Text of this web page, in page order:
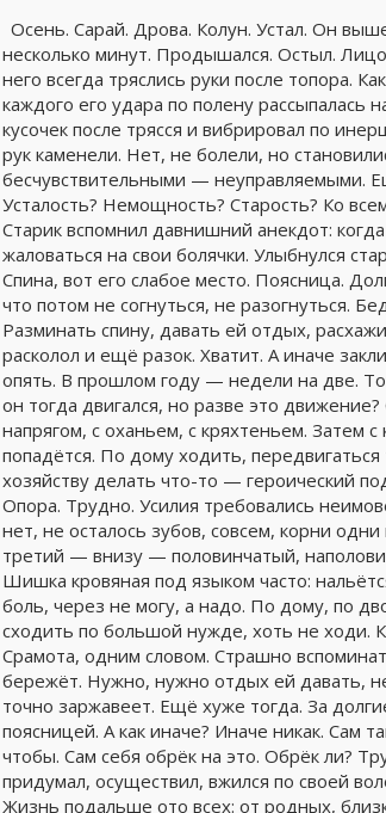
Осень. Сарай. Дрова. Колун. Устал. Он
несколько минут. Продышался. Остыл.
него всегда тряслись руки после топора.
каждого его удара по полену рассыпалась
кусочек после трясся и вибрировал по
рук каменели. Нет, не болели, но
бесчувствительными — неуправляемыми.
Усталость? Немощность? Старость? Ко
Старик вспомнил давнишний анекдот:
жаловаться на свои болячки. Улыбнулся
Спина, вот его слабое место. Поясница.
что потом не согнуться, не разогнуться.
Разминать спину, давать ей отдых,
расколол и ещё разок. Хватит. А иначе
опять. В прошлом году — недели на две.
он тогда двигался, но разве это
напрягом, с оханьем, с кряхтеньем. Затем
попадётся. По дому ходить,
хозяйству делать что-то — героический
Опора. Трудно. Усилия требовались
нет, не осталось зубов, совсем, корни
третий — внизу — половинчатый,
Шишка кровяная под языком часто:
боль, через не могу, а надо. По дому, по
сходить по большой нужде, хоть не ходи.
Срамота, одним словом. Страшно
бережёт. Нужно, нужно отдых ей давать,
точно заржавеет. Ещё хуже тогда. За
поясницей. А как иначе? Иначе никак. Сам
чтобы. Сам себя обрёк на это. Обрёк ли?
придумал, осуществил, вжился по своей
Жизнь подальше ото всех: от родных,